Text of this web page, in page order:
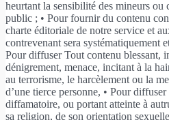
heurtant la sensibilité des mineurs
public ; • Pour fournir du contenu
charte éditoriale de notre service et
contrevenant sera systématiquement
Pour diffuser Tout contenu blessant,
dénigrement, menace, incitant à la
au terrorisme, le harcèlement ou la
d’une tierce personne, • Pour
diffamatoire, ou portant atteinte à
sa religion, de son orientation